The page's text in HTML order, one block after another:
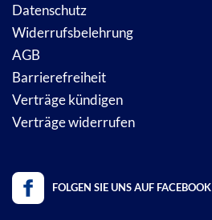
Datenschutz
Widerrufsbelehrung
AGB
Barrierefreiheit
Verträge kündigen
Verträge widerrufen
FOLGEN SIE UNS AUF FACEBOOK